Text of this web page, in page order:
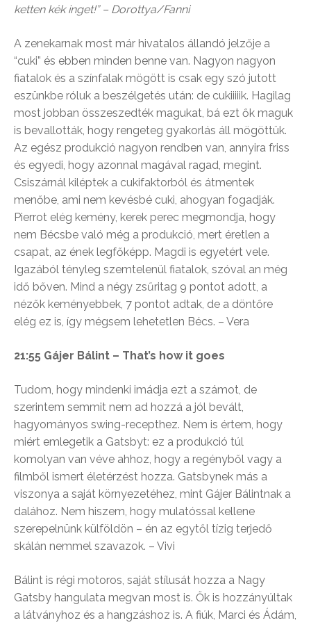
ketten kék inget!” – Dorottya/Fanni
A zenekarnak most már hivatalos állandó jelzője a
“cuki” és ebben minden benne van. Nagyon nagyon
fiatalok és a színfalak mögött is csak egy szó jutott
eszünkbe róluk a beszélgetés után: de cukiiiiik. Hagilag
most jobban összeszedték magukat, bá ezt ők maguk
is bevallották, hogy rengeteg gyakorlás áll mögöttük.
Az egész produkció nagyon rendben van, annyira friss
és egyedi, hogy azonnal magával ragad, megint.
Csiszárnál kiléptek a cukifaktorból és átmentek
menőbe, ami nem kevésbé cuki, ahogyan fogadják.
Pierrot elég kemény, kerek perec megmondja, hogy
nem Bécsbe való még a produkció, mert éretlen a
csapat, az ének legfőképp. Magdi is egyetért vele.
Igazából tényleg szemtelenül fiatalok, szóval an még
idő bőven. Mind a négy zsűritag 9 pontot adott, a
nézők keményebbek, 7 pontot adtak, de a döntőre
elég ez is, így mégsem lehetetlen Bécs. – Vera
21:55 Gájer Bálint – That’s how it goes
Tudom, hogy mindenki imádja ezt a számot, de
szerintem semmit nem ad hozzá a jól bevált,
hagyományos swing-recepthez. Nem is értem, hogy
miért emlegetik a Gatsbyt: ez a produkció túl
komolyan van véve ahhoz, hogy a regényből vagy a
filmből ismert életérzést hozza. Gatsbynek más a
viszonya a saját környezetéhez, mint Gájer Bálintnak a
dalához. Nem hiszem, hogy mulatóssal kellene
szerepelnünk külföldön – én az egytől tízig terjedő
skálán nemmel szavazok. – Vivi
Bálint is régi motoros, saját stílusát hozza a Nagy
Gatsby hangulata megvan most is. Ők is hozzányúltak
a látványhoz és a hangzáshoz is. A fiúk, Marci és Ádám,